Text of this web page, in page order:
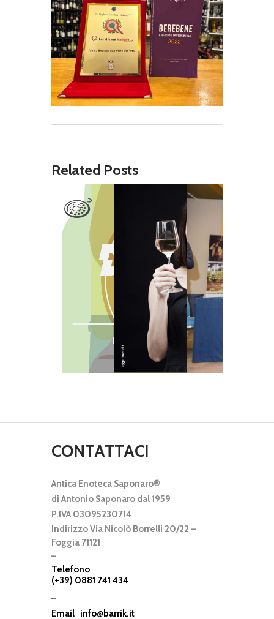
Related Posts
CONTATTACI
Antica Enoteca Saponaro®
di Antonio Saponaro dal 1959
P.IVA 03095230714
Indirizzo Via Nicolò Borrelli 20/22 –
Foggia 71121
–
Telefono
(+39) 0881 741 434
–
Email info@barrik.it